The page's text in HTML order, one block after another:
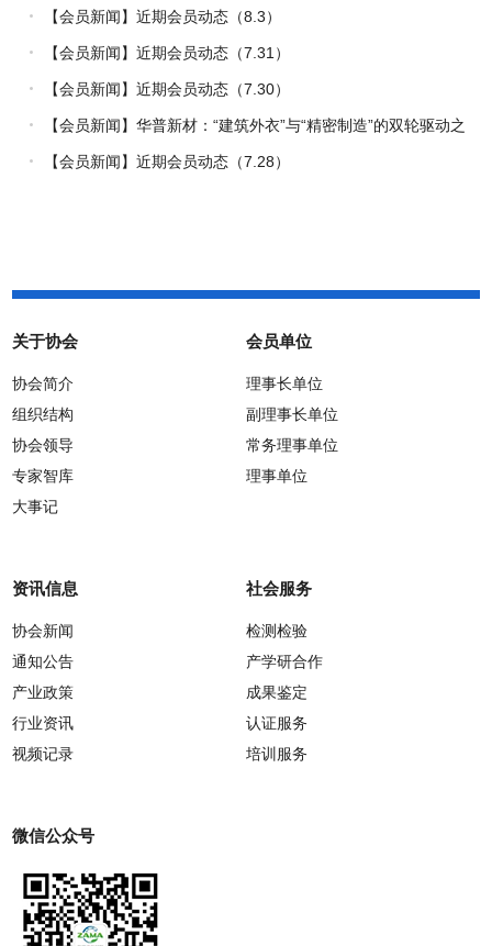
量
【会员新闻】近期会员动态（8.3）
【会员新闻】近期会员动态（7.31）
【会员新闻】近期会员动态（7.30）
【会员新闻】华普新材：“建筑外衣”与“精密制造”的双轮驱动之
路
【会员新闻】近期会员动态（7.28）
关于协会
协会简介
组织结构
协会领导
专家智库
大事记
会员单位
理事长单位
副理事长单位
常务理事单位
理事单位
资讯信息
协会新闻
通知公告
产业政策
行业资讯
视频记录
社会服务
检测检验
产学研合作
成果鉴定
认证服务
培训服务
微信公众号